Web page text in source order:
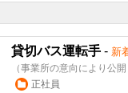
貸切バス運転手 - 新
（事業所の意向により公
正社員